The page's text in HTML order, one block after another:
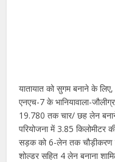
यातायात को सुगम बनाने के लिए,
एनएच-7 के भानियावाला-
19.780 तक चार/ छह लेन
परियोजना में 3.85
सड़क को 6-लेन तक चौड़ीकरण
शोल्डर सहित 4 लेन बनाना